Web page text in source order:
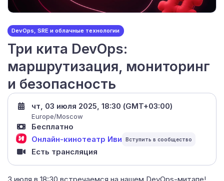
DevOps, SRE и облачные технологии
Три кита DevOps:
маршрутизация, мониторинг
и безопасность
чт, 03 июля 2025, 18:30 (GMT+03:00)
Europe/Moscow
Бесплатно
Онлайн-кинотеатр Иви
Есть трансляция